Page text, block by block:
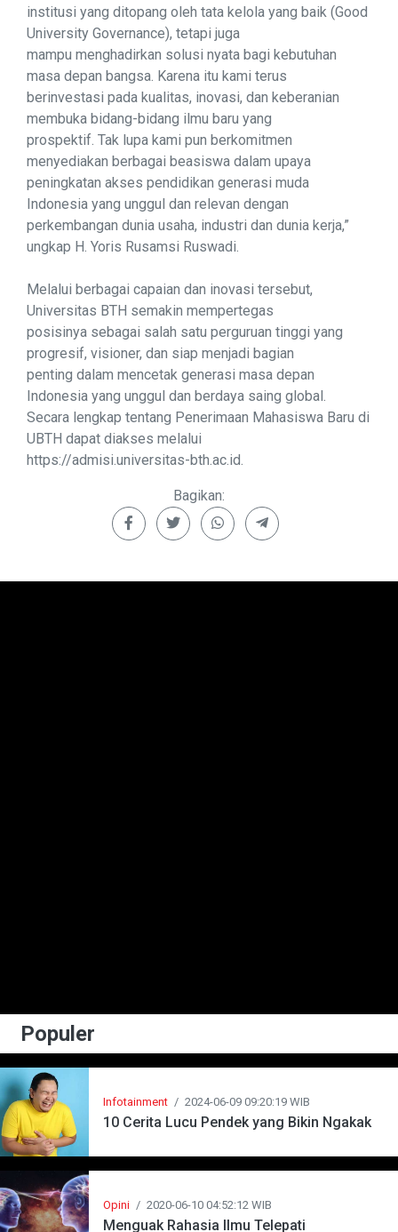
institusi yang ditopang oleh tata kelola yang baik (Good
University Governance), tetapi juga
mampu menghadirkan solusi nyata bagi kebutuhan
masa depan bangsa. Karena itu kami terus
berinvestasi pada kualitas, inovasi, dan keberanian
membuka bidang-bidang ilmu baru yang
prospektif. Tak lupa kami pun berkomitmen
menyediakan berbagai beasiswa dalam upaya
peningkatan akses pendidikan generasi muda
Indonesia yang unggul dan relevan dengan
perkembangan dunia usaha, industri dan dunia kerja,”
ungkap H. Yoris Rusamsi Ruswadi.
Melalui berbagai capaian dan inovasi tersebut,
Universitas BTH semakin mempertegas
posisinya sebagai salah satu perguruan tinggi yang
progresif, visioner, dan siap menjadi bagian
penting dalam mencetak generasi masa depan
Indonesia yang unggul dan berdaya saing global.
Secara lengkap tentang Penerimaan Mahasiswa Baru di
UBTH dapat diakses melalui
https://admisi.universitas-bth.ac.id.
Bagikan:
Populer
Infotainment / 2024-06-09 09:20:19 WIB
10 Cerita Lucu Pendek yang Bikin Ngakak
Opini / 2020-06-10 04:52:12 WIB
Menguak Rahasia Ilmu Telepati